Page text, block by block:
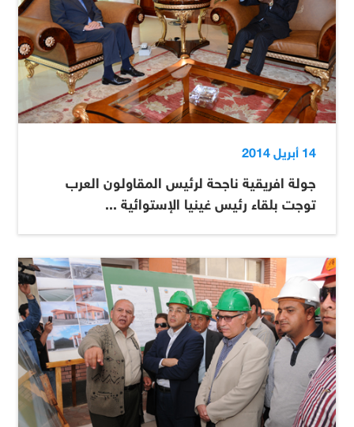
14 أبريل 2014
جولة افريقية ناجحة لرئيس المقاولون العرب
توجت بلقاء رئيس غينيا الإستوائية ...